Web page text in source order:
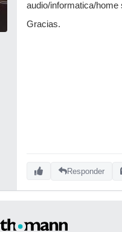
audio/informatica/
Gracias.
Responder